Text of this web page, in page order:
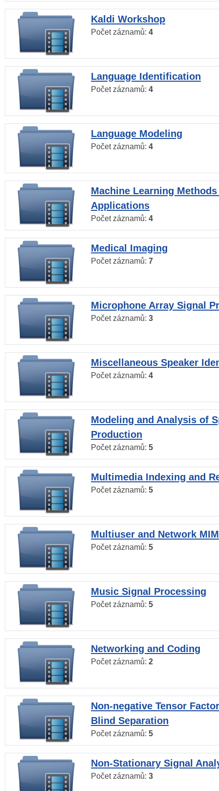
Kaldi Workshop
Počet záznamů: 4
Language Identification
Počet záznamů: 4
Language Modeling
Počet záznamů: 4
Machine Learning
Applications
Počet záznamů: 4
Medical Imaging
Počet záznamů: 7
Microphone Array Signal
Počet záznamů: 3
Miscellaneous Speaker
Počet záznamů: 4
Modeling and Analysis of
Production
Počet záznamů: 5
Multimedia Indexing and
Počet záznamů: 5
Multiuser and Network
Počet záznamů: 5
Music Signal Processing
Počet záznamů: 5
Networking and Coding
Počet záznamů: 2
Non-negative Tensor
Blind Separation
Počet záznamů: 5
Non-Stationary Signal
Počet záznamů: 3